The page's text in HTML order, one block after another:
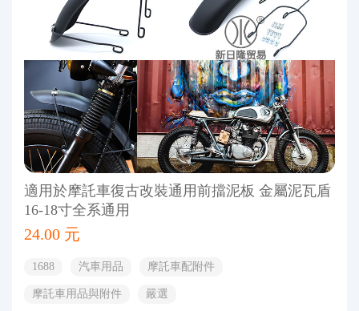
適用於摩託車復古改裝通用前擋泥板 金屬泥瓦盾
16-18寸全系通用
24.00 元
1688 汽車用品 摩託車配附件
摩託車用品與附件
嚴選